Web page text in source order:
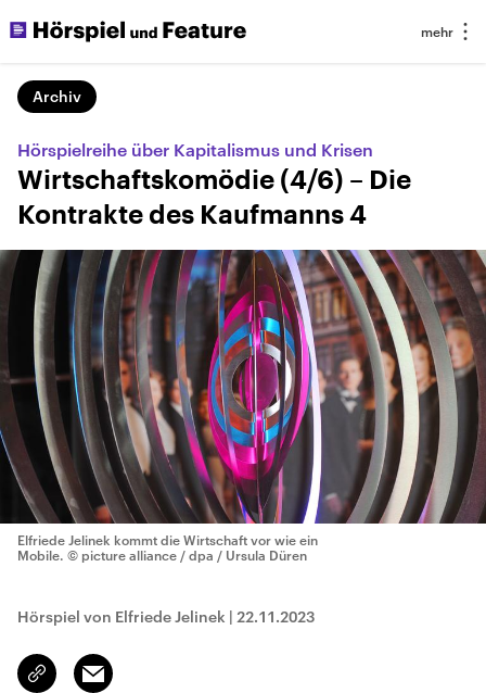
Archiv
Hörspielreihe über Kapitalismus und Krisen
Wirtschaftskomödie (4/6) – Die
Kontrakte des Kaufmanns 4
Elfriede Jelinek kommt die Wirtschaft vor wie ein
Mobile. © picture alliance / dpa / Ursula Düren
Hörspiel von Elfriede Jelinek | 22.11.2023
Link
kopieren/teilen
Email